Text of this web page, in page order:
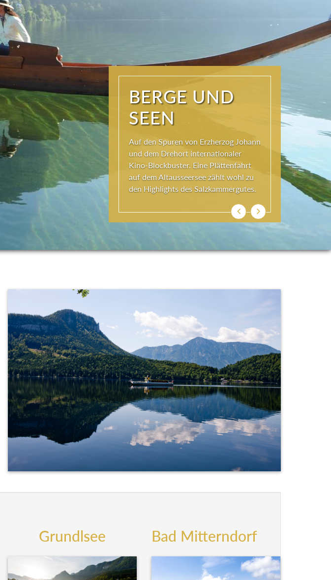
NATUR PUR
Ausseerland neue Kraft und viel
Inspiration. Das Wirkungsvermögen
kommt aus der Natur und ihren
ewigen Gestalten – den Bergen und
Seen.
Previous
Next
Grundlsee Bad Mitterndorf